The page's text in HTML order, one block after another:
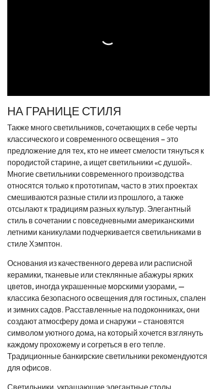
НА ГРАНИЦЕ СТИЛЯ
Также много светильников, сочетающих в себе черты
классического и современного освещения – это
предложение для тех, кто не имеет смелости тянуться к
породистой старине, а ищет светильники «с душой».
Многие светильники современного производства
относятся только к прототипам, часто в этих проектах
смешиваются разные стили из прошлого, а также
отсылают к традициям разных культур. Элегантный
стиль в сочетании с повседневными американскими
летними каникулами подчеркивается светильниками в
стиле Хэмптон.
Основания из качественного дерева или расписной
керамики, тканевые или стеклянные абажуры ярких
цветов, иногда украшенные морскими узорами, —
классика безопасного освещения для гостиных, спален
и зимних садов. Расставленные на подоконниках, они
создают атмосферу дома и снаружи – становятся
символом уютного дома, на который хочется взглянуть
каждому прохожему и согреться в его тепле.
Традиционные банкирские светильники рекомендуются
для офисов.
Светильники, украшающие элегантные столы